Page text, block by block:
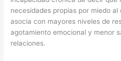
necesidades propias por miedo
asocia con mayores niveles de
agotamiento emocional y menor
relaciones.